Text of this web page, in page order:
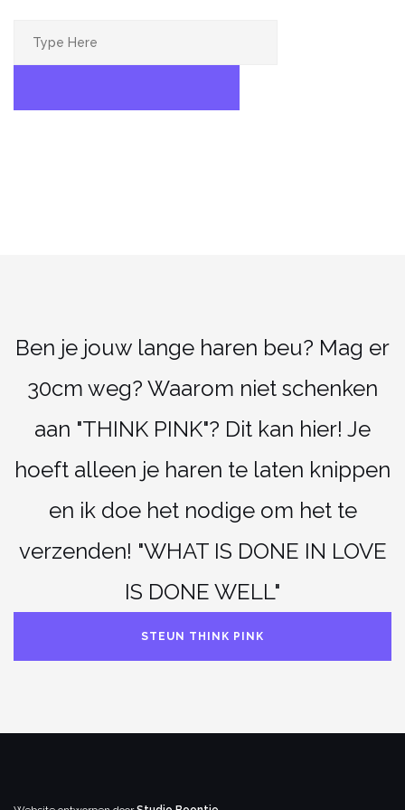
Search
Ben je jouw lange haren beu? Mag er
30cm weg? Waarom niet schenken
aan "THINK PINK"? Dit kan hier! Je
hoeft alleen je haren te laten knippen
en ik doe het nodige om het te
verzenden! "WHAT IS DONE IN LOVE
IS DONE WELL"
STEUN THINK PINK